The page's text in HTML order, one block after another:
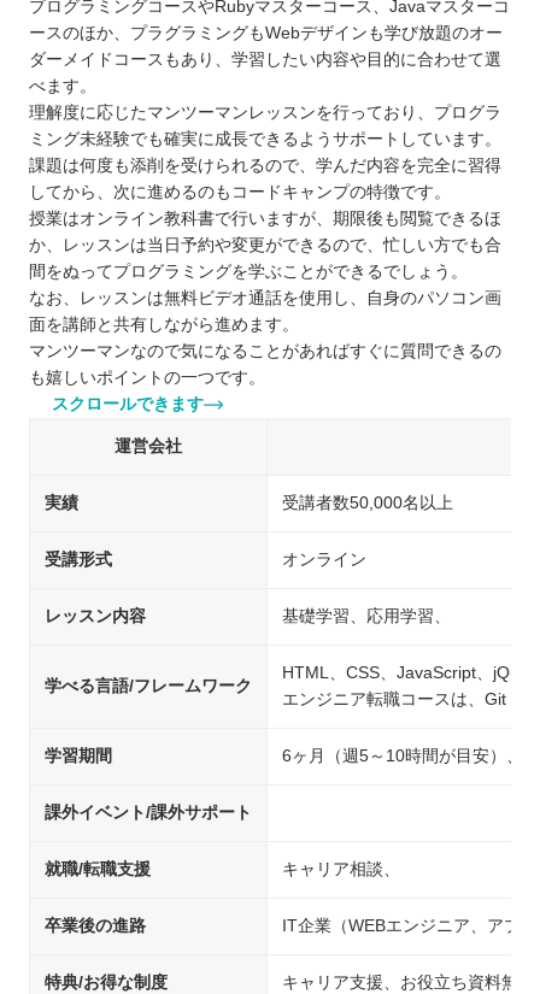
プログラミングコースやRubyマスターコース、Javaマスターコ
ースのほか、プラグラミングもWebデザインも学び放題のオー
ダーメイドコースもあり、学習したい内容や目的に合わせて選
べます。
理解度に応じたマンツーマンレッスンを行っており、プログラ
ミング未経験でも確実に成長できるようサポートしています。
課題は何度も添削を受けられるので、学んだ内容を完全に習得
してから、次に進めるのもコードキャンプの特徴です。
授業はオンライン教科書で行いますが、期限後も閲覧できるほ
か、レッスンは当日予約や変更ができるので、忙しい方でも合
間をぬってプログラミングを学ぶことができるでしょう。
なお、レッスンは無料ビデオ通話を使用し、自身のパソコン画
面を講師と共有しながら進めます。
マンツーマンなので気になることがあればすぐに質問できるの
も嬉しいポイントの一つです。
スクロールできます
運営会社
実績 受講者数50,000名以上
受講形式 オンライン
レッスン内容 基礎学習、応用学習、
学べる言語/フレームワーク
HTML、CSS、JavaScript、
エンジニア転職コースは、Git・
学習期間 6ヶ月（週5～10時間が目安）、
課外イベント/課外サポート
就職/転職支援 キャリア相談、
卒業後の進路 IT企業（WEBエンジニア、アプ
特典/お得な制度 キャリア支援、お役立ち資料無料